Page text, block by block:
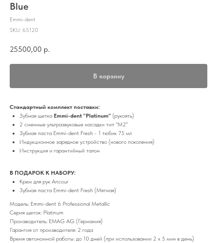
Blue
Emmi-dent
SKU: 65120
25500,00 р.
В корзину
Стандартный комплект поставки:
Зубная щетка Emmi-dent "Platinum" (рукоять)
2 сменные ультразвуковые насадки тип "M2"
Зубная паста Emmi-dent Fresh - 1 тюбик 75 мл
Индукционное зарядное устройство (нового поколения)
Инструкция и гарантийный талон
В ПОДАРОК К НАБОРУ:
Крем для рук Ancour
Зубная паста Emmi-dent Fresh (Мятная)
Модель: Emmi-dent 6 Professional Metallic
Серия щеток: Platinum
Производитель: EMAG AG (Германия)
Гарантия от производителя: 2 года
Время автономной работы: до 10 дней (при использовании 2 x 5 мин в день)